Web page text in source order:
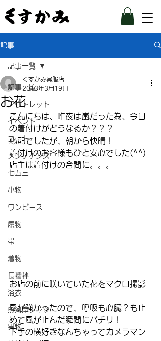
記事
記事一覧
アウトレット
イベント
コート
メンテナンス
七五三
小物
ワンピース
履物
帯
着物
長襦袢
浴衣
魚河岸シャツ
男物
記事一覧
お花
くすかみ呉服店
2013年3月19日
こんにちは、昨夜は嵐だった為、今日
の着付けがどうなるか？？？
心配でしたが、朝から快晴！
着付けのお客様もひと安心でした(^^)
店主は着付けの合間に。。。
お店の前に咲いていた花をマクロ撮影
～
風が強かったので、呼吸も心臓？も止
めて風が止んだ瞬間にパチリ！
下手の横好きなんちゃってカメラマン